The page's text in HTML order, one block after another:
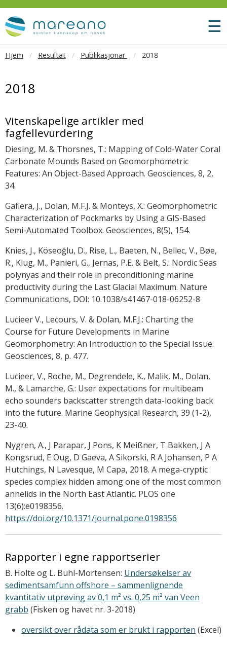
Gå til hovedinnhold
☰
Hjem Resultat Publikasjonar 2018
2018
Vitenskapelige artikler med
fagfellevurdering
Diesing, M. & Thorsnes, T.: Mapping of Cold-Water Coral
Carbonate Mounds Based on Geomorphometric
Features: An Object-Based Approach. Geosciences, 8, 2,
34.
Gafiera, J., Dolan, M.F.J. & Monteys, X.: Geomorphometric
Characterization of Pockmarks by Using a GIS-Based
Semi-Automated Toolbox. Geosciences, 8(5), 154.
Knies, J., Köseoğlu, D., Rise, L., Baeten, N., Bellec, V., Bøe,
R., Klug, M., Panieri, G., Jernas, P.E. & Belt, S.: Nordic Seas
polynyas and their role in preconditioning marine
productivity during the Last Glacial Maximum. Nature
Communications, DOI: 10.1038/s41467-018-06252-8
Lucieer V., Lecours, V. & Dolan, M.F.J.: Charting the
Course for Future Developments in Marine
Geomorphometry: An Introduction to the Special Issue.
Geosciences, 8, p. 477.
Lucieer, V., Roche, M., Degrendele, K., Malik, M., Dolan,
M., & Lamarche, G.: User expectations for multibeam
echo sounders backscatter strength data-looking back
into the future. Marine Geophysical Research, 39 (1-2),
23-40.
Nygren, A., J Parapar, J Pons, K Meißner, T Bakken, J A
Kongsrud, E Oug, D Gaeva, A Sikorski, R A Johansen, P A
Hutchings, N Lavesque, M Capa, 2018. A mega-cryptic
species complex hidden among one of the most common
annelids in the North East Atlantic. PLOS one
13(6):e0198356.
https://doi.org/10.1371/journal.pone.0198356
Rapporter i egne rapportserier
B. Holte og L. Buhl-Mortensen: Undersøkelser av
sedimentsamfunn offshore – sammenlignende
kvantitativ utprøving av 0,1 m² vs. 0,25 m² van Veen
grabb (Fisken og havet nr. 3-2018)
oversikt over rådata som er brukt i rapporten (Excel)